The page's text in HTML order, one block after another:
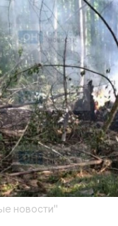
новости"